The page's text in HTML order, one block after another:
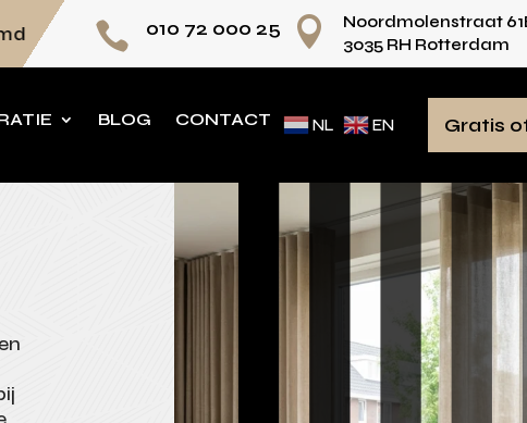
op maat Persoonlijk advies voor iedere
 010 72 000 25 
Noordmolenstraat
3035 RH Rotterdam
BLOG CONTACT NL EN Gratis